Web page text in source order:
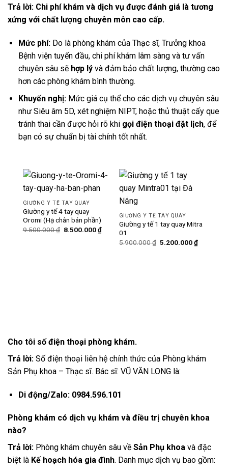
Trả lời: Chi phí khám và dịch vụ được đánh giá là tương
xứng với chất lượng chuyên môn cao cấp.
Mức phí:Do là phòng khám của Thạc sĩ, Trưởng khoa
Bệnh viện tuyến đầu, chi phí khám lâm sàng và tư vấn
chuyên sâu sẽ hợp lývà đảm bảo chất lượng, thường cao
hơn các phòng khám bình thường.
Khuyến nghị:Mức giá cụ thể cho các dịch vụ chuyên sâu
như Siêu âm 5D, xét nghiệm NIPT, hoặc thủ thuật cấy que
tránh thai cần được hỏi rõ khi gọi điện thoại đặt lịch, để
bạn có sự chuẩn bị tài chính tốt nhất.
-11%
GIƯỜNG Y TẾ TAY QUAY
Giường y tế 4 tay quay
Oromi (Hạ chân bán phần)
9.500.000₫ Giá
8.500.000₫Giá
hiện
-12%
GIƯỜNG Y TẾ TAY QUAY
Giường y tế 1 tay quay Mitra
01
5.900.000₫ Giá
5.200.000₫Giá
hiện
Cho tôi số điện thoại phòng khám.
Trả lời: Số điện thoại liên hệ chính thức của Phòng khám
Sản Phụ khoa – Thạc sĩ. Bác sĩ: VŨ VĂN LONG là:
Di động/Zalo: 0984.596.101
Phòng khám có dịch vụ khám và điều trị chuyên khoa
nào?
Trả lời: Phòng khám chuyên sâu về Sản Phụ khoa và đặc
biệt là Kế hoạch hóa gia đình. Danh mục dịch vụ bao gồm: